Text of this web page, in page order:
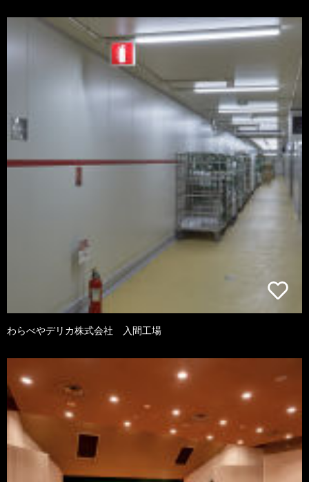
わらべやデリカ株式会社 入間工場